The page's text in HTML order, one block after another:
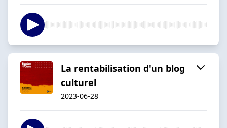
La rentabilisation d'un blog
culturel
2023-06-28